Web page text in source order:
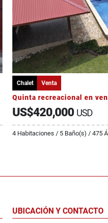
Chalet Venta
US$420,000 USD
4 Habitaciones / 5 Baño(s) / 475
UBICACIÓN Y CONTACTO